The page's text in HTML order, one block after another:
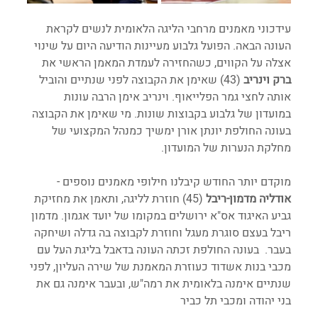
עידכוני מאמנים מרחבי הליגה הלאומית לנשים לקראת
העונה הבאה. הפועל גלבוע מעיינות הודיעה היום על שינוי
אצלה על הקווים, כשהחזירה לעמדת המאמן הראשי את
ברק וינריב
(43) שאימן את הקבוצה לפני שנתיים והוביל
אותה לחצי גמר הפלייאוף. וינריב אימן הרבה עונות
במועדון של גלבוע בקבוצות שונות. מי שאימן את הקבוצה
בעונה החולפת יונתן אורן ימשיך כמנהל המקצועי של
מחלקת הנערות של המועדון.
מוקדם יותר החודש קיבלנו חילופי מאמנים נוספים -
אודליה מדמון-ריבל
(45) חוזרת לליגה, ותאמן את מחזיקת
גביע האיגוד אס"א ירושלים במקומו של יועד אגמון. מדמון
ריבל בעצם סוגרת מעגל וחוזרת לקבוצה בה גדלה ושיחקה
בעבר.  בעונה החולפת זכתה העונה בדאבל בליגת העל עם
מכבי בנות אשדוד כעוזרת המאמנת של שירה העליון, לפני
שנתיים אימנה בלאומית את רמה"ש, ובעבר אימנה גם את
בני יהודה ומכבי תל כביר